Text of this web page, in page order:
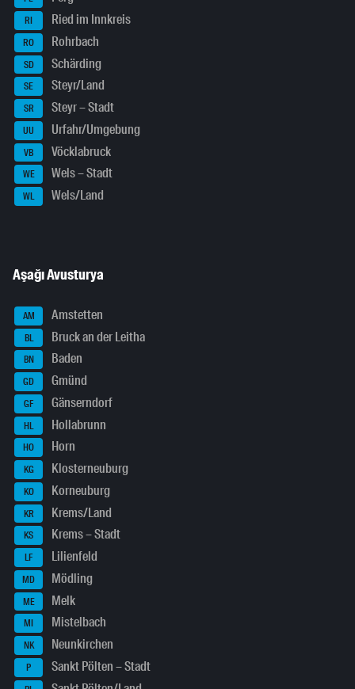
RI Ried im Innkreis
RO Rohrbach
SD Schärding
SE Steyr/Land
SR Steyr – Stadt
UU Urfahr/Umgebung
VB Vöcklabruck
WE Wels – Stadt
WL Wels/Land
Aşağı Avusturya
AM Amstetten
BL Bruck an der Leitha
BN Baden
GD Gmünd
GF Gänserndorf
HL Hollabrunn
HO Horn
KG Klosterneuburg
KO Korneuburg
KR Krems/Land
KS Krems – Stadt
LF Lilienfeld
MD Mödling
ME Melk
MI Mistelbach
NK Neunkirchen
P Sankt Pölten – Stadt